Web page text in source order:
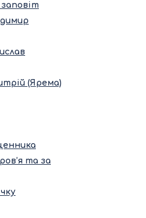
(Ярема)
та за